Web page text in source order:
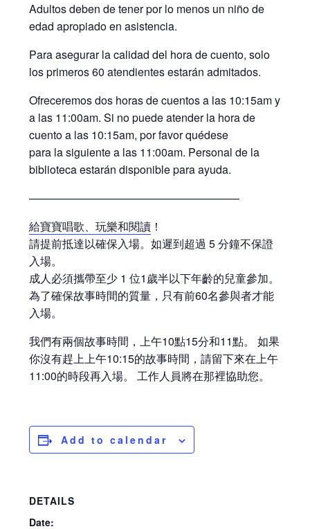
Adultos deben de tener por lo menos un niño de
edad apropiado en asistencia.
Para asegurar la calidad del hora de cuento, solo
los primeros 60 atendientes estarán admitados.
Ofreceremos dos horas de cuentos a las 10:15am y
a las 11:00am. Si no puede atender la hora de
cuento a las 10:15am, por favor quédese
para la siguiente a las 11:00am. Personal de la
biblioteca estarán disponible para ayuda.
———————————————————
給寶寶唱歌、玩樂和閱讀 ！
請提前抵達以確保入場。如遲到超過 5 分鐘不保證
入場。
成人必須攜帶至少 1 位1歲半以下年齡的兒童參加。
為了確保故事時間的質量，只有前60名參與者才能
入場。
我們有兩個故事時間，上午10點15分和11點。 如果
你沒有趕上上午10:15的故事時間，請留下來在上午
11:00的時段再入場。 工作人員將在那裡協助您。
Add to calendar
DETAILS
Date: